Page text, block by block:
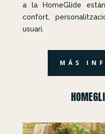
a la HomeGlide
confort,
usuari.
MÁS